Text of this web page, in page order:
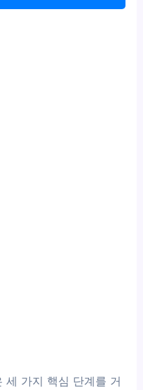
세 가지 핵심 단계를 거